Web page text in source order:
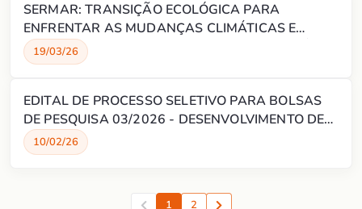
SERMAR: TRANSIÇÃO ECOLÓGICA PARA
ENFRENTAR AS MUDANÇAS CLIMÁTICAS E
PROMOVER O DESENVOLVIMENTO SUSTENTÁVEL
DO MAR AO SERTÃO
19/03/26
EDITAL DE PROCESSO SELETIVO PARA BOLSAS
DE PESQUISA 03/2026 - DESENVOLVIMENTO DE
GEOPOLÍMEROS À BASE DE ROCHA PARA
ISOLAMENTO ZONAL E ABANDONO DE POÇOS
OCORRÊNCIA NATURAL NO BRASIL
10/02/26
1 2